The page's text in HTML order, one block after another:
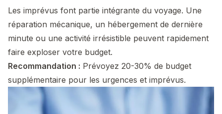
Les imprévus font partie intégrante du voyage. Une
réparation mécanique, un hébergement de dernière
minute ou une activité irrésistible peuvent rapidement
faire exploser votre budget.
Recommandation : Prévoyez 20-30% de budget
supplémentaire pour les urgences et imprévus.